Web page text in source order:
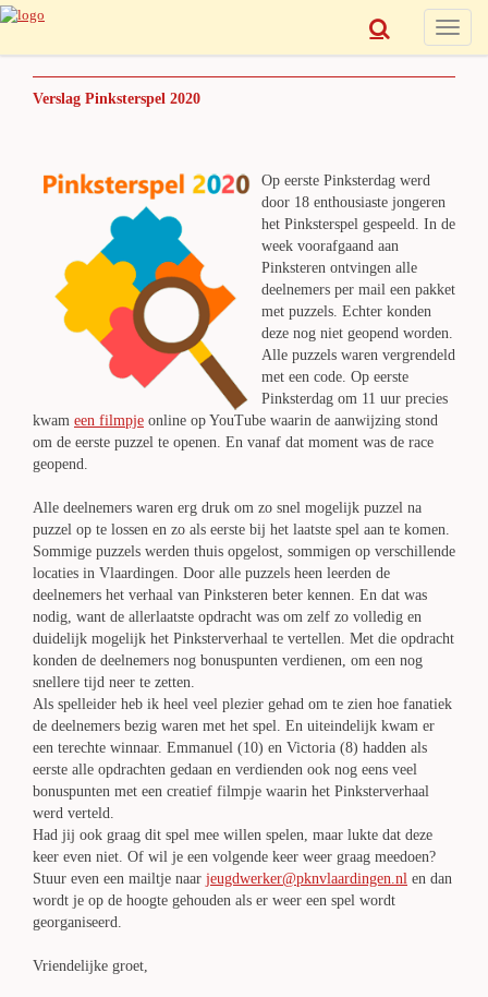
Toggle
Verslag Pinksterspel 2020
Op eerste Pinksterdag werd
door 18 enthousiaste jongeren
het Pinksterspel gespeeld. In de
week voorafgaand aan
Pinksteren ontvingen alle
deelnemers per mail een pakket
met puzzels. Echter konden
deze nog niet geopend worden.
Alle puzzels waren vergrendeld
met een code. Op eerste
Pinksterdag om 11 uur precies
kwam een filmpje online op YouTube waarin de aanwijzing stond
om de eerste puzzel te openen. En vanaf dat moment was de race
geopend.
Alle deelnemers waren erg druk om zo snel mogelijk puzzel na
puzzel op te lossen en zo als eerste bij het laatste spel aan te komen.
Sommige puzzels werden thuis opgelost, sommigen op verschillende
locaties in Vlaardingen. Door alle puzzels heen leerden de
deelnemers het verhaal van Pinksteren beter kennen. En dat was
nodig, want de allerlaatste opdracht was om zelf zo volledig en
duidelijk mogelijk het Pinksterverhaal te vertellen. Met die opdracht
konden de deelnemers nog bonuspunten verdienen, om een nog
snellere tijd neer te zetten.
Als spelleider heb ik heel veel plezier gehad om te zien hoe fanatiek
de deelnemers bezig waren met het spel. En uiteindelijk kwam er
een terechte winnaar. Emmanuel (10) en Victoria (8) hadden als
eerste alle opdrachten gedaan en verdienden ook nog eens veel
bonuspunten met een creatief filmpje waarin het Pinksterverhaal
werd verteld.
Had jij ook graag dit spel mee willen spelen, maar lukte dat deze
keer even niet. Of wil je een volgende keer weer graag meedoen?
Stuur even een mailtje naar jeugdwerker@pknvlaardingen.nl en dan
wordt je op de hoogte gehouden als er weer een spel wordt
georganiseerd.
Vriendelijke groet,